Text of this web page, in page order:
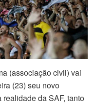
(associação civil) vai
(23) seu novo
da SAF, tanto